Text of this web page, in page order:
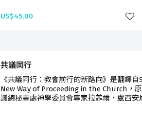
US$45.00
共議同行
《共議同行：教會前行的新路向》是翻譯
New Way of Proceeding in the Church，
議總秘書處神學委員會專家拉菲爾．盧西安